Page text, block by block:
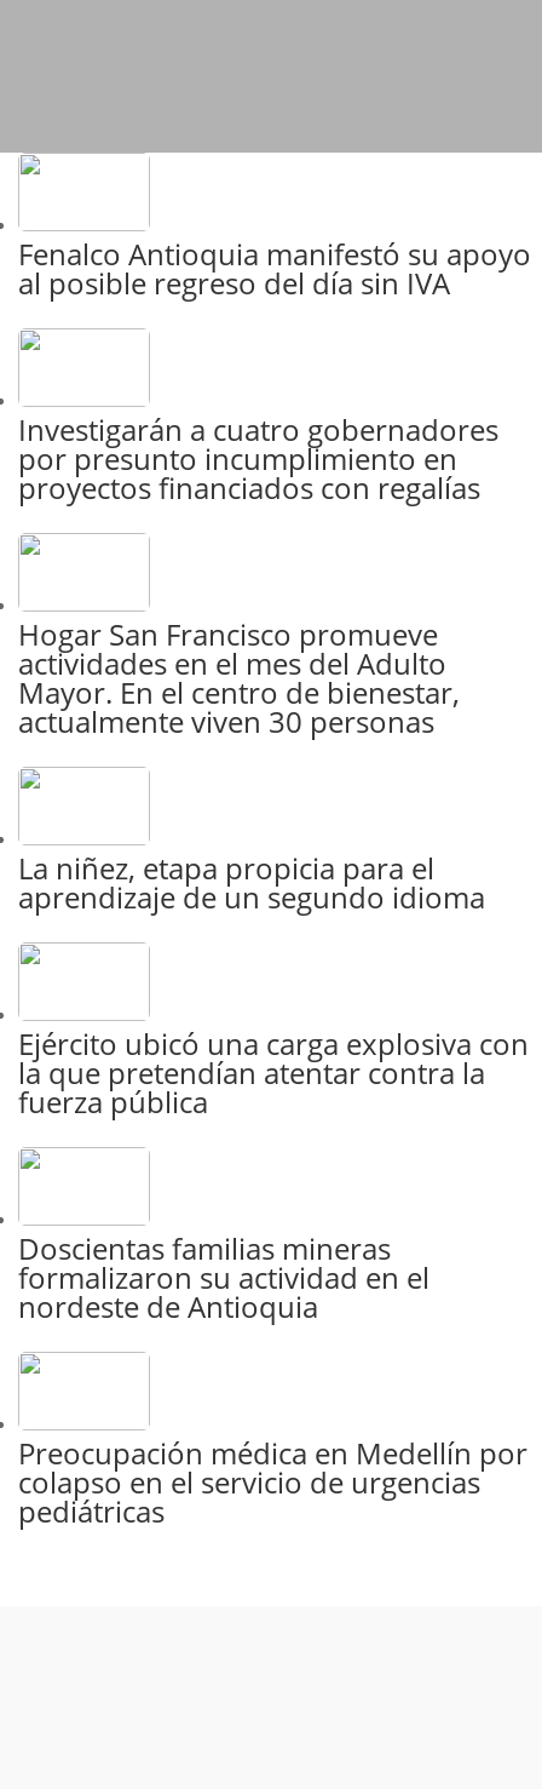
Fenalco Antioquia manifestó su apoyo
al posible regreso del día sin IVA
Investigarán a cuatro gobernadores
por presunto incumplimiento en
proyectos financiados con regalías
Hogar San Francisco promueve
actividades en el mes del Adulto
Mayor. En el centro de bienestar,
actualmente viven 30 personas
La niñez, etapa propicia para el
aprendizaje de un segundo idioma
Ejército ubicó una carga explosiva con
la que pretendían atentar contra la
fuerza pública
Doscientas familias mineras
formalizaron su actividad en el
nordeste de Antioquia
Preocupación médica en Medellín por
colapso en el servicio de urgencias
pediátricas